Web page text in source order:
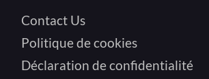
Contact Us
Politique de cookies
Déclaration de confidentialité